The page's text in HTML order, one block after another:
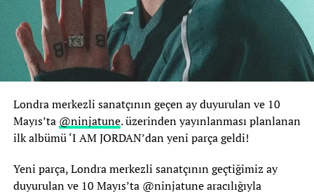
Londra merkezli sanatçının geçen ay duyurulan ve 10
Mayıs’ta @ninjatune. üzerinden yayınlanması planlanan
ilk albümü ‘I AM JORDAN’dan yeni parça geldi!
Yeni parça, Londra merkezli sanatçının geçtiğimiz ay
duyurulan ve 10 Mayıs’ta @ninjatune aracılığıyla